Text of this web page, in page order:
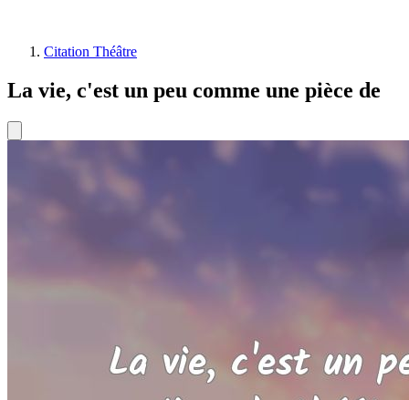
Citation Théâtre
La vie, c'est un peu comme une pièce de